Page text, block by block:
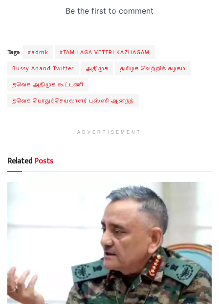
Tags: #admk
#TAMILAGA VETTRI KAZHAGAM
Bussy Anand Twitter
அதிமுக
தமிழக வெற்றிக் கழகம்
தவெக அதிமுக கூட்டணி
தவெக பொதுச்செயலாளர் புஸ்ஸி ஆனந்த்
ADVERTISEMENT
RelatedPosts